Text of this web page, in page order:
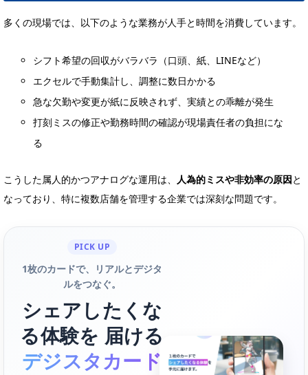
多くの現場では、以下のような業務が人手と時間を消費しています。
シフト希望の回収がバラバラ（口頭、紙、LINEなど）
エクセルで手動集計し、調整に数日かかる
急な欠勤や変更が紙に反映されず、実績との乖離が発生
打刻ミスの修正や勤務時間の確認が現場責任者の負担にな
る
こうした属人的かつアナログな運用は、 人為的ミスや非効率の原因と
なっており、特に複数店舗を管理する企業では深刻な問題です。
PICK UP
1枚のカードで、リアルとデジタ
ルをつなぐ。
シェアしたくな
る体験を 届ける
デジスタカード